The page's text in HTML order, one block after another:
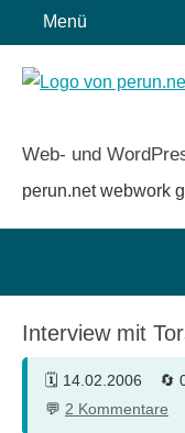
Inhalt
springen
Menü
Web- und
perun.net webwork
Interview mit
14.02.2006
2 Kommentare